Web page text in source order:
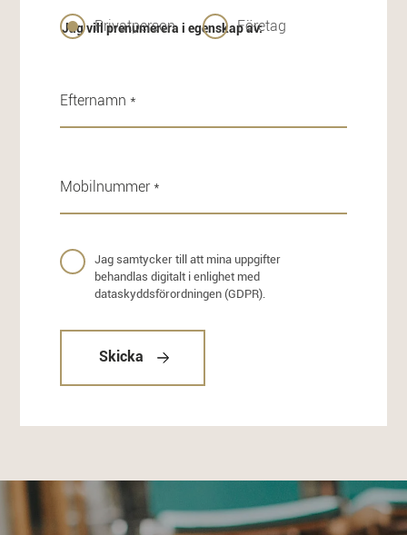
Jag vill prenumerera i egenskap av:
Privatperson Företag
Jag samtycker till att mina uppgifter
behandlas digitalt i enlighet med
dataskyddsförordningen (GDPR).
Skicka